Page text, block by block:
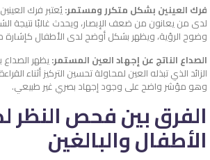
فرك العينين بشكل متكرر ومستمر:يُعتبر فرك
لدى من يعانون من ضعف الإبصار، ويحدث غالبًا نتيجة
وضوح الرؤية، ويظهر بشكل أوضح لدى الأطفال كإشارة
الصداع الناتج عن إجهاد العين المستمر:يظهر
الزائد الذي تبذله العين لمحاولة تحسين التركيز أثناء
وهو مؤشر واضح على وجود إجهاد بصري غير طبيعي.
الفرق بين فحص النظر
الأطفال والبالغين